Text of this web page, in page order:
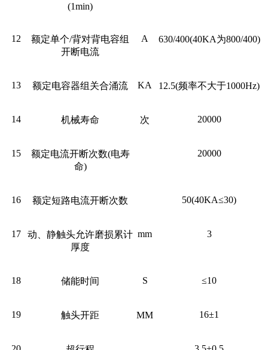
(1min)
12
额定单个/背对背电容组
开断电流
A 630/400(40KA为800/400)
13 额定电容器组关合涌流 KA 12.5(频率不大于1000Hz)
14 机械寿命 次 20000
15
额定电流开断次数(电寿
命)
20000
16 额定短路电流开断次数 50(40KA≤30)
17
动、静触头允许磨损累计
厚度
mm 3
18 储能时间 S ≤10
19 触头开距 MM 16±1